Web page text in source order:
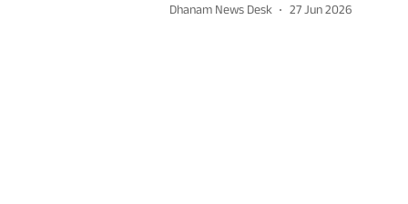
Dhanam News Desk 27 Jun 2026